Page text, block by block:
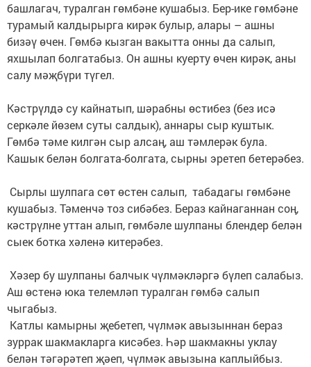
башлагач, туралган гөмбәне кушабыз. Бер-ике гөмбәне
турамый калдырырга кирәк булыр, алары – ашны
бизәү өчен. Гөмбә кызган вакытта онны да салып,
яхшылап болгатабыз. Он ашны куерту өчен кирәк, аны
салу мәҗбүри түгел.
Кәстрүлдә су кайнатып, шәрабны өстибез (без исә
серкәле йөзем суты салдык), аннары сыр куштык.
Гөмбә тәме килгән сыр алсаң, аш тәмлерәк була.
Кашык белән болгата-болгата, сырны эретеп бетерәбез.
Сырлы шулпага сөт өстен салып, табадагы гөмбәне
кушабыз. Тәменчә тоз сибәбез. Бераз кайнаганнан соң,
кәстрүлне уттан алып, гөмбәле шулпаны блендер белән
сыек ботка хәленә китерәбез.
Хәзер бу шулпаны балчык чүлмәк­ләргә бүлеп салабыз.
Аш өстенә юка телемләп туралган гөмбә салып
чыгабыз.
Катлы камырны җебетеп, чүлмәк авызыннан бераз
зуррак шакмакларга кисәбез. Һәр шакмакны уклау
белән тәгәрәтеп җәеп, чүлмәк авызына каплыйбыз.